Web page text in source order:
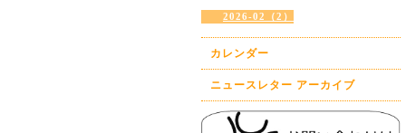
2026-02（2）
カレンダー
ニュースレター アーカイブ